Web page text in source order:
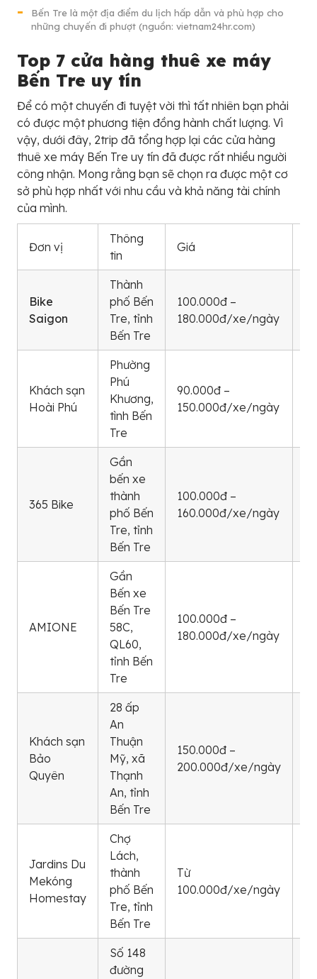
Bến Tre là một địa điểm du lịch hấp dẫn và phù hợp cho
những chuyến đi phượt (nguồn: vietnam24hr.com)
Top 7 cửa hàng thuê xe máy
Bến Tre uy tín
Để có một chuyến đi tuyệt vời thì tất nhiên bạn phải
có được một phương tiện đồng hành chất lượng. Vì
vậy, dưới đây, 2trip đã tổng hợp lại các cửa hàng
thuê xe máy Bến Tre uy tín đã được rất nhiều người
công nhận. Mong rằng bạn sẽ chọn ra được một cơ
sở phù hợp nhất với nhu cầu và khả năng tài chính
của mình.
Đơn vị
Thông
tin
Giá
Bike
Saigon
Thành
phố Bến
Tre, tỉnh
Bến Tre
100.000đ –
180.000đ/xe/ngày
Khách sạn
Hoài Phú
Phường
Phú
Khương,
tình Bến
Tre
90.000đ –
150.000đ/xe/ngày
365 Bike
Gần
bến xe
thành
phố Bến
Tre, tỉnh
Bến Tre
100.000đ –
160.000đ/xe/ngày
AMIONE
Gần
Bến xe
Bến Tre
58C,
QL60,
tỉnh Bến
Tre
100.000đ –
180.000đ/xe/ngày
Khách sạn
Bảo
Quyên
28 ấp
An
Thuận
Mỹ, xã
Thạnh
An, tỉnh
Bến Tre
150.000đ –
200.000đ/xe/ngày
Jardins Du
Mekóng
Homestay
Chợ
Lách,
thành
phố Bến
Tre, tỉnh
Bến Tre
Từ
100.000đ/xe/ngày
Số 148
đường